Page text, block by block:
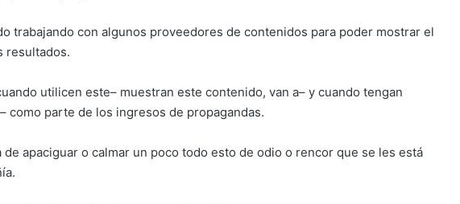
trabajando con algunos proveedores de contenidos para poder mostrar el
resultados.
utilicen este– muestran este contenido, van a– y cuando tengan
como parte de los ingresos de propagandas.
de apaciguar o calmar un poco todo esto de odio o rencor que se les está